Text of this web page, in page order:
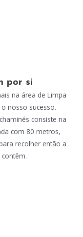
por si
na área de Limpa
nosso sucesso.
consiste na
com 80 metros,
recolher então a